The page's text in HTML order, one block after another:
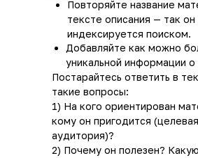
Повторяйте название
тексте описания — так
индексируется поиском.
Добавляйте как можно
уникальной информации
Постарайтесь ответить в
такие вопросы:
1) На кого ориентирован
кому он пригодится (целевая
аудитория)?
2) Почему он полезен?